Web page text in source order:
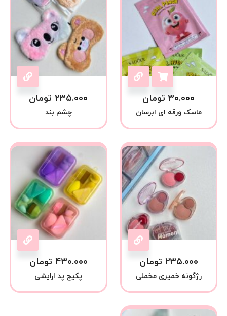
۳۰.۰۰۰ تومان
ماسک ورقه ای ابرسان
۲۳۵.۰۰۰ تومان
چشم بند
۲۳۵.۰۰۰ تومان
رژگونه خمیری مخملی
۴۳۰.۰۰۰ تومان
پکیج پد ارایشی